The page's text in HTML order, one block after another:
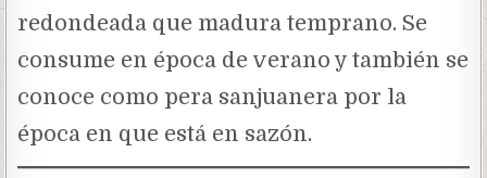
redondeada que madura temprano. Se
consume en época de verano y también se
conoce como pera sanjuanera por la
época en que está en sazón.